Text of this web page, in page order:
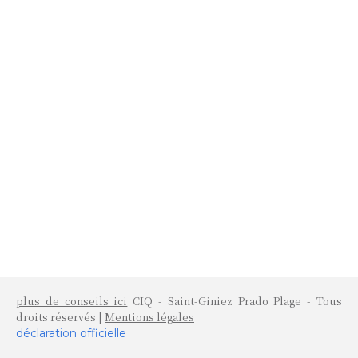
plus de conseils ici CIQ - Saint-Giniez Prado Plage - Tous
droits réservés | Mentions légales
déclaration officielle